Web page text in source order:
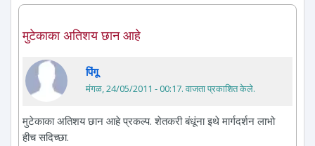
मुटेकाका अतिशय छान आहे
पिंगू
मंगळ, 24/05/2011 - 00:17. वाजता प्रकाशित केले.
मुटेकाका अतिशय छान आहे प्रकल्प. शेतकरी बंधूंना इथे मार्गदर्शन लाभो
हीच सदिच्छा.